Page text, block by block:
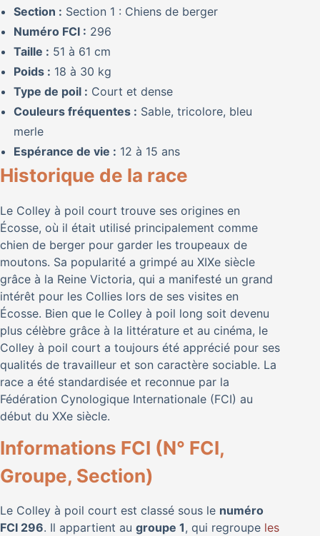
Section : Section 1 : Chiens de berger
Numéro FCI : 296
Taille : 51 à 61 cm
Poids : 18 à 30 kg
Type de poil : Court et dense
Couleurs fréquentes : Sable, tricolore, bleu
merle
Espérance de vie : 12 à 15 ans
Historique de la race
Le Colley à poil court trouve ses origines en
Écosse, où il était utilisé principalement comme
chien de berger pour garder les troupeaux de
moutons. Sa popularité a grimpé au XIXe siècle
grâce à la Reine Victoria, qui a manifesté un grand
intérêt pour les Collies lors de ses visites en
Écosse. Bien que le Colley à poil long soit devenu
plus célèbre grâce à la littérature et au cinéma, le
Colley à poil court a toujours été apprécié pour ses
qualités de travailleur et son caractère sociable. La
race a été standardisée et reconnue par la
Fédération Cynologique Internationale (FCI) au
début du XXe siècle.
Informations FCI (N° FCI,
Groupe, Section)
Le Colley à poil court est classé sous le numéro
FCI 296. Il appartient au groupe 1, qui regroupe les